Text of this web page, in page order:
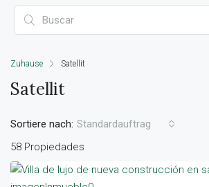
Zuhause Satellit
Satellit
58 Propiedades
Sortiere nach: Standardauftrag